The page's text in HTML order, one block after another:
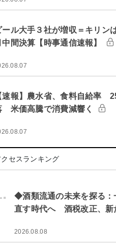
ール大手３社が増収＝キリン
中間決算【時事通信速報】
速報】農水省、食料自給率
米価高騰で消費減響く
クセスランキング
◆酒類流通の未来を探る：
直す時代へ 酒税改正、新
2026.08.08